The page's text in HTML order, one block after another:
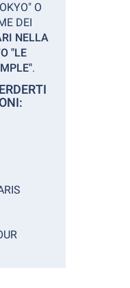
O
DEI
NELLA
"LE
.